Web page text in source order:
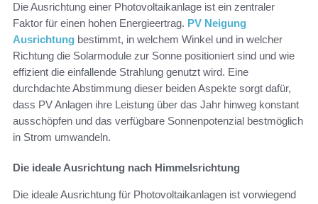
Die Ausrichtung einer Photovoltaikanlage ist ein zentraler
Faktor für einen hohen Energieertrag. PV Neigung
Ausrichtung bestimmt, in welchem Winkel und in welcher
Richtung die Solarmodule zur Sonne positioniert sind und wie
effizient die einfallende Strahlung genutzt wird. Eine
durchdachte Abstimmung dieser beiden Aspekte sorgt dafür,
dass PV Anlagen ihre Leistung über das Jahr hinweg konstant
ausschöpfen und das verfügbare Sonnenpotenzial bestmöglich
in Strom umwandeln.
Die ideale Ausrichtung nach Himmelsrichtung
Die ideale Ausrichtung für Photovoltaikanlagen ist vorwiegend